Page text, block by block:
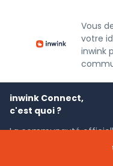
Vous
votre
inwink
inwink Connect,
c'est quoi ?
La communauté
autour de l'utilisation